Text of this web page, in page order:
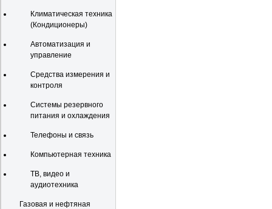
Климатическая техника
(Кондиционеры)
Автоматизация и
управление
Средства измерения и
контроля
Системы резервного
питания и охлаждения
Телефоны и связь
Компьютерная техника
ТВ, видео и
аудиотехника
Газовая и нефтяная